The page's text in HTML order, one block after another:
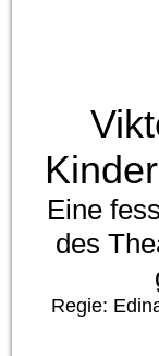
Eine
des
Regie: